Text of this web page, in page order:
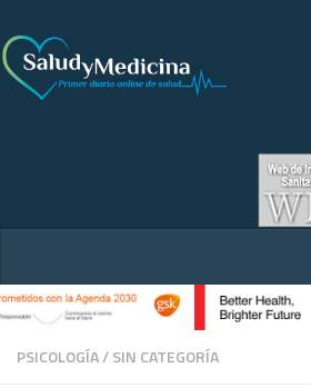
PSICOLOGÍA/SIN CATEGORÍA